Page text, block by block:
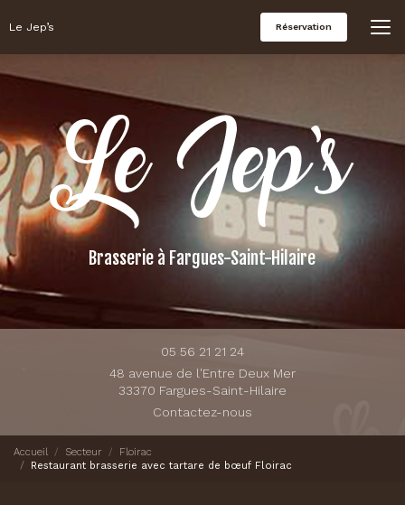
auLe Jep’s Réservation
Brasserie à Fargues-Saint-Hilaire
05 56 21 21 24
48 avenue de l'Entre Deux Mer
33370 Fargues-Saint-Hilaire
Contactez-nous
Accueil Secteur
Floirac
Restaurant brasserie avec tartare de bœuf Floirac